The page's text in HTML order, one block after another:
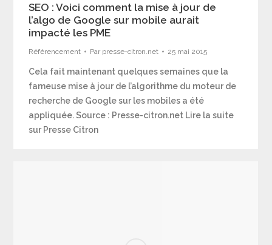
SEO : Voici comment la mise à jour de
l’algo de Google sur mobile aurait
impacté les PME
Référencement Par presse-citron.net 25 mai 2015
Cela fait maintenant quelques semaines que la
fameuse mise à jour de l’algorithme du moteur de
recherche de Google sur les mobiles a été
appliquée. Source : Presse-citron.net Lire la suite
sur Presse Citron